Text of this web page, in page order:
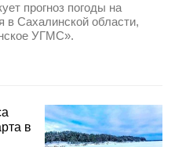
прогноз погоды на
в Сахалинской области,
УГМС».
в